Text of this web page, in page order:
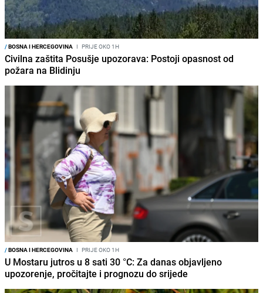
/BOSNA I HERCEGOVINA I PRIJE OKO 1H
Civilna zaštita Posušje upozorava: Postoji opasnost od
požara na Blidinju
/BOSNA I HERCEGOVINA I PRIJE OKO 1H
U Mostaru jutros u 8 sati 30 °C: Za danas objavljeno
upozorenje, pročitajte i prognozu do srijede